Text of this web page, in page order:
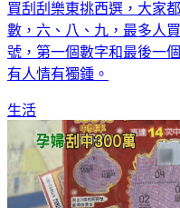
買刮刮樂東挑西選，大家
數，六、八、九，最多人
號，第一個數字和最後一
有人情有獨鍾。
生活